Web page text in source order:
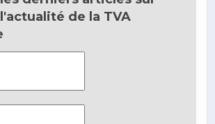
l'actualité de la TVA